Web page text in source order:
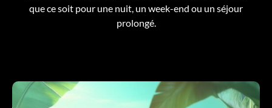
que ce soit pour une nuit, un week-end ou un séjour
prolongé.